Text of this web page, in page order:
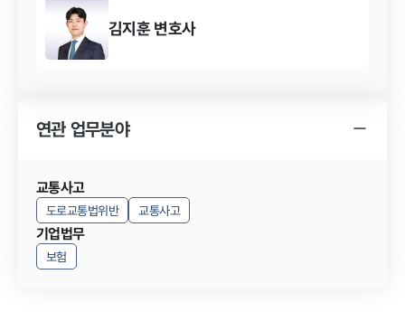
김지훈 변호사
연관 업무분야
교통사고
도로교통법위반 교통사고
기업법무
보험